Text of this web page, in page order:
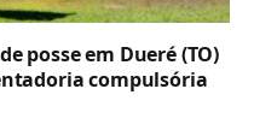
posse em Dueré (TO)
compulsória